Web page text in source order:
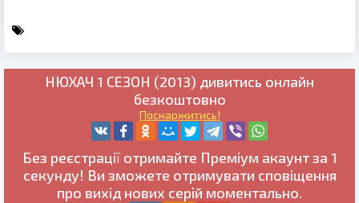
НЮХАЧ 1 СЕЗОН (2013) дивитись онлайн
безкоштовно
Поскаржитись!
Без реєстрації отримайте Преміум акаунт за 1
секунду! Ви зможете отримувати сповіщення
про вихід нових серій моментально.